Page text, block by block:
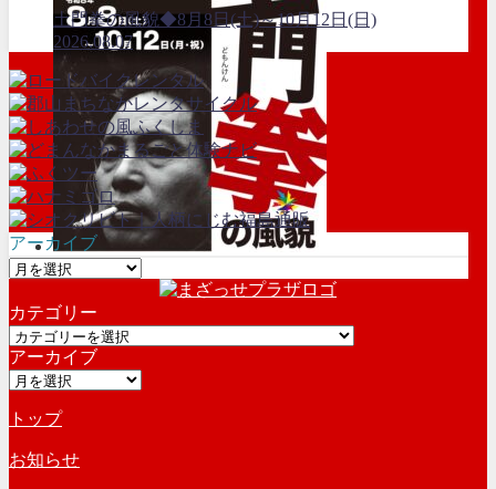
土門拳の風貌◆8月8日(土)～10月12日(日)
2026.08.07
アーカイブ
ア
カ
イ
ブ
カテゴリー
カ
テ
ゴ
ー
アーカイブ
ア
カ
イ
ブ
トップ
お知らせ